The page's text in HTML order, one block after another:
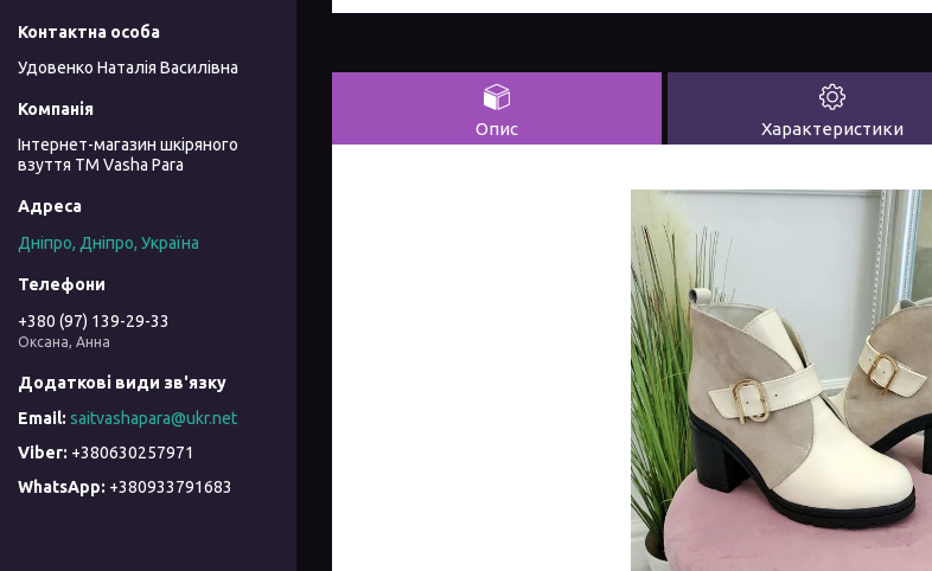
Опис Характеристики
Удовенко Наталія Василівна
Інтернет-магазин шкіряного
взуття ТМ Vasha Para
Дніпро, Дніпро, Україна
+380 (97) 139-29-33
Оксана, Анна
saitvashapara@ukr.net
+380630257971
+380933791683